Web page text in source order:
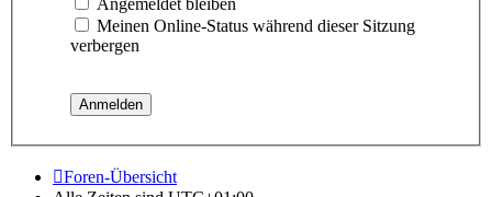
Meinen Online-Status während dieser Sitzung
verbergen
Foren-Übersicht